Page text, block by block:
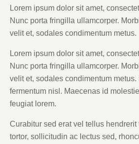
Lorem ipsum dolor sit amet,
Nunc porta fringilla ullamcorper.
velit et, sodales condimentum metus.
Lorem ipsum dolor sit amet,
Nunc porta fringilla ullamcorper.
velit et, sodales condimentum metus.
fermentum nisl. Maecenas id
feugiat lorem.
Curabitur sed erat vel tellus
tortor, sollicitudin ac lectus sed,